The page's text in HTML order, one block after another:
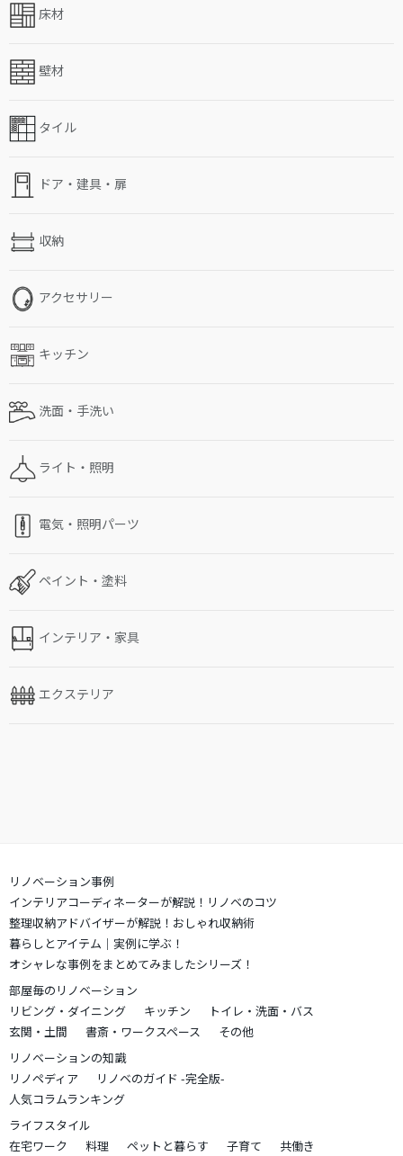
床材
壁材
タイル
ドア・建具・扉
収納
アクセサリー
キッチン
洗面・手洗い
ライト・照明
電気・照明パーツ
ペイント・塗料
インテリア・家具
エクステリア
リノベーション事例
インテリアコーディネーターが解説！リノベのコツ
整理収納アドバイザーが解説！おしゃれ収納術
暮らしとアイテム｜実例に学ぶ！
オシャレな事例をまとめてみましたシリーズ！
部屋毎のリノベーション
リビング・ダイニング
キッチン
トイレ・洗面・バス
玄関・土間
書斎・ワークスペース
その他
リノベーションの知識
リノペディア
リノベのガイド -完全版-
人気コラムランキング
ライフスタイル
在宅ワーク
料理 ペットと暮らす 子育て
共働き